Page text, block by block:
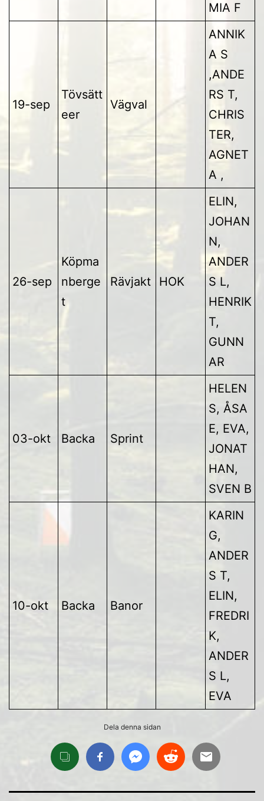
MIA F
19-sep
Tövsätt
eer
Vägval
ANNIK
A S
,ANDE
RS T,
CHRIS
TER,
AGNET
A ,
26-sep
Köpma
nberge
t
Rävjakt HOK
ELIN,
JOHAN
N,
ANDER
S L,
HENRIK
T,
GUNN
AR
03-okt Backa Sprint
HELEN
S, ÅSA
E, EVA,
JONAT
HAN,
SVEN B
10-okt Backa Banor
KARIN
G,
ANDER
S T,
ELIN,
FREDRI
K,
ANDER
S L,
EVA
Dela denna sidan